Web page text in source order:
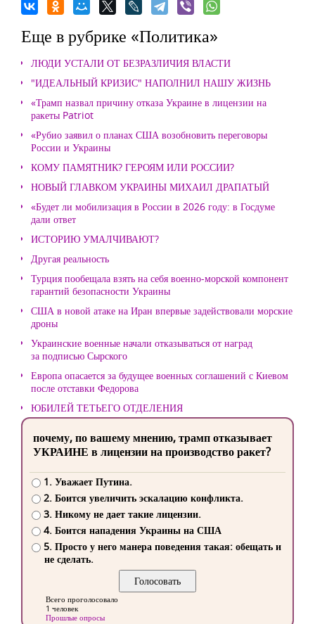
Еще в рубрике «Политика»
ЛЮДИ УСТАЛИ ОТ БЕЗРАЗЛИЧИЯ ВЛАСТИ
"ИДЕАЛЬНЫЙ КРИЗИС" НАПОЛНИЛ НАШУ ЖИЗНЬ
«Трамп назвал причину отказа Украине в лицензии на
ракеты Patriot
«Рубио заявил о планах США возобновить переговоры
России и Украины
КОМУ ПАМЯТНИК? ГЕРОЯМ ИЛИ РОССИИ?
НОВЫЙ ГЛАВКОМ УКРАИНЫ МИХАИЛ ДРАПАТЫЙ
«Будет ли мобилизация в России в 2026 году: в Госдуме
дали ответ
ИСТОРИЮ УМАЛЧИВАЮТ?
Другая реальность
Турция пообещала взять на себя военно-морской компонент
гарантий безопасности Украины
США в новой атаке на Иран впервые задействовали морские
дроны
Украинские военные начали отказываться от наград
за подписью Сырского
Европа опасается за будущее военных соглашений с Киевом
после отставки Федорова
ЮБИЛЕЙ ТЕТЬЕГО ОТДЕЛЕНИЯ
почему, по вашему мнению, трамп отказывает
УКРАИНЕ в лицензии на производство ракет?
1. Уважает Путина.
2. Боится увеличить эскалацию конфликта.
3. Никому не дает такие лицензии.
4. Боится нападения Украины на США
5. Просто у него манера поведения такая: обещать и
не сделать.
Всего проголосовало
1 человек
Прошлые опросы